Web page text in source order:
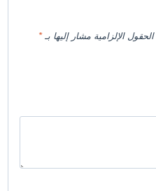
الحقول الإلزامية مشار إليها بـ*